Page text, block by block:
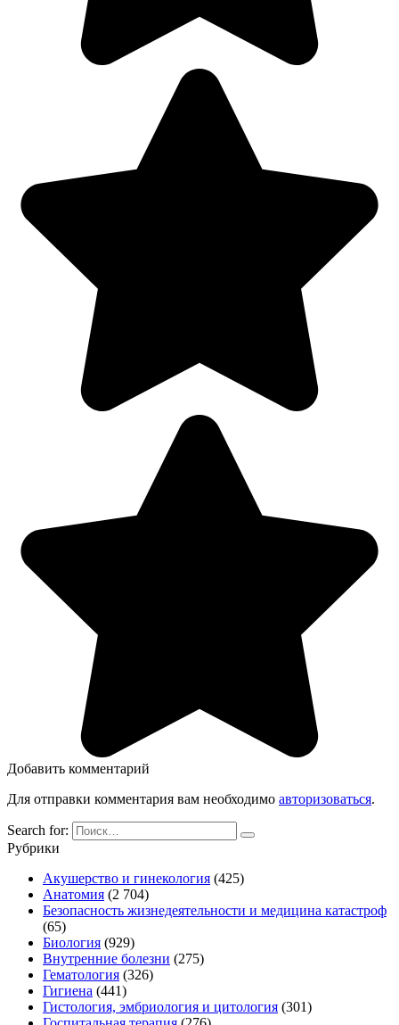
Добавить комментарий
Для отправки комментария вам необходимо авторизоваться.
Search for:
Рубрики
Акушерство и гинекология (425)
Анатомия (2 704)
Безопасность жизнедеятельности и медицина катастроф
(65)
Биология (929)
Внутренние болезни (275)
Гематология (326)
Гигиена (441)
Гистология, эмбриология и цитология (301)